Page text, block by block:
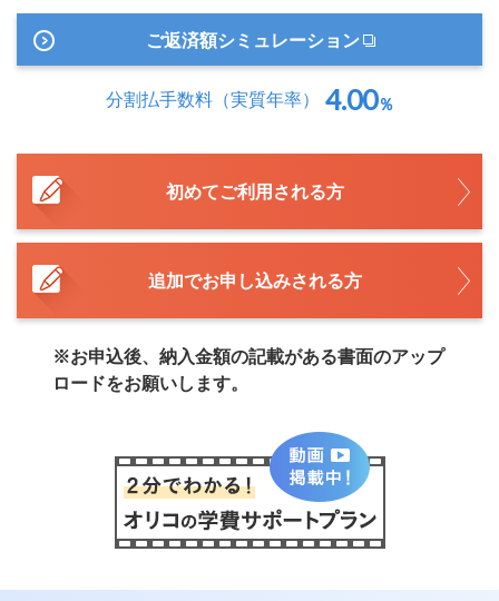
ご返済額シミュレーション
分割払手数料（実質年率） 4.00％
初めてご利用される方
追加でお申し込みされる方
※お申込後、納入金額の記載がある書面のアップ
ロードをお願いします。